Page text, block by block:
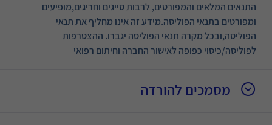
התנאים המלאים והמפורטים, לרבות סייגים וחריגים,מופיעים
ומפורטים בתנאי הפוליסה.מידע זה אינו מחליף את תנאי
הפוליסה,ובכל מקרה תנאי הפוליסה יגברו. ההצטרפות
לפוליסה/כיסוי כפופה לאישור החברה וחיתום רפואי
מסמכים להורדה